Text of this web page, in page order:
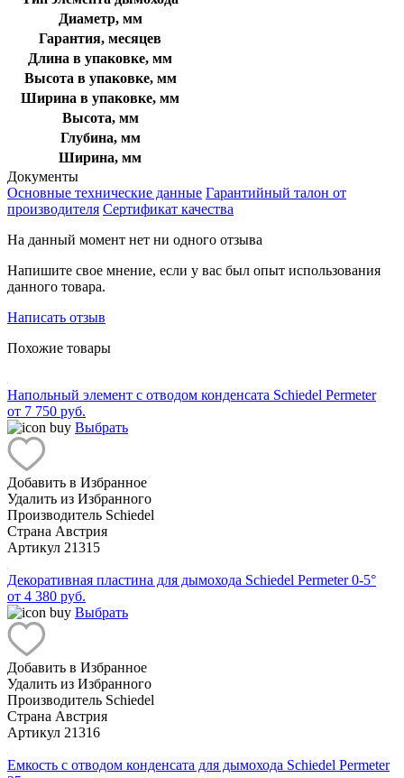
Диаметр, мм
Гарантия, месяцев
Длина в упаковке, мм
Высота в упаковке, мм
Ширина в упаковке, мм
Высота, мм
Глубина, мм
Ширина, мм
Документы
Основные технические данные Гарантийный талон от
производителя Сертификат качества
На данный момент нет ни одного отзыва
Напишите свое мнение, если у вас был опыт использования
данного товара.
Написать отзыв
Похожие товары
Напольный элемент с отводом конденсата Schiedel Permeter
от 7 750 руб.
Выбрать
Добавить в Избранное
Удалить из Избранного
Производитель Schiedel
Страна Австрия
Артикул 21315
Декоративная пластина для дымохода Schiedel Permeter 0-5°
от 4 380 руб.
Выбрать
Добавить в Избранное
Удалить из Избранного
Производитель Schiedel
Страна Австрия
Артикул 21316
Емкость с отводом конденсата для дымохода Schiedel Permeter